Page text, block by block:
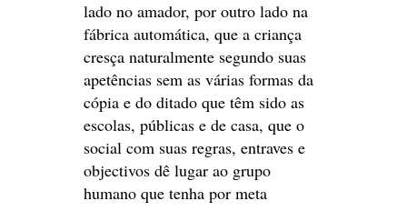
lado no amador, por outro lado na
fábrica automática, que a criança
cresça naturalmente segundo suas
apetências sem as várias formas da
cópia e do ditado que têm sido as
escolas, públicas e de casa, que o
social com suas regras, entraves e
objectivos dê lugar ao grupo
humano que tenha por meta